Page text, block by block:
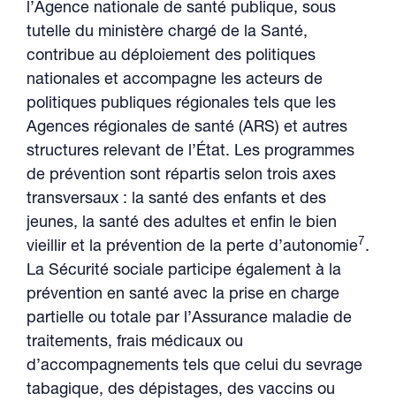
l’Agence nationale de santé publique, sous
tutelle du ministère chargé de la Santé,
contribue au déploiement des politiques
nationales et accompagne les acteurs de
politiques publiques régionales tels que les
Agences régionales de santé (ARS) et autres
structures relevant de l’État. Les programmes
de prévention sont répartis selon trois axes
transversaux : la santé des enfants et des
jeunes, la santé des adultes et enfin le bien
vieillir et la prévention de la perte d’autonomie7 .
La Sécurité sociale participe également à la
prévention en santé avec la prise en charge
partielle ou totale par l’Assurance maladie de
traitements, frais médicaux ou
d’accompagnements tels que celui du sevrage
tabagique, des dépistages, des vaccins ou